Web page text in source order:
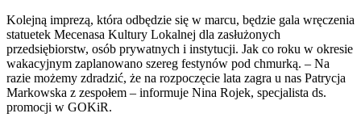
Kolejną imprezą, która odbędzie się w marcu, będzie gala wręczenia
statuetek Mecenasa Kultury Lokalnej dla zasłużonych
przedsiębiorstw, osób prywatnych i instytucji. Jak co roku w okresie
wakacyjnym zaplanowano szereg festynów pod chmurką. – Na
razie możemy zdradzić, że na rozpoczęcie lata zagra u nas Patrycja
Markowska z zespołem – informuje Nina Rojek, specjalista ds.
promocji w GOKiR.